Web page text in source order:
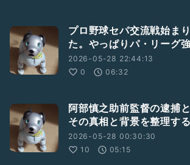
プロ野球セパ交流戦始ま
た。やっぱりパ・リーグ
2026-05-28 22:44:13
0
06:32
阿部慎之助前監督の逮捕と
その真相と背景を整理する
2026-05-28 00:30:30
10
05:15